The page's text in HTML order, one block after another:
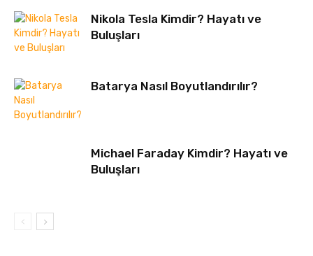
Nikola Tesla Kimdir? Hayatı ve
Buluşları
Batarya Nasıl Boyutlandırılır?
Michael Faraday Kimdir? Hayatı ve
Buluşları